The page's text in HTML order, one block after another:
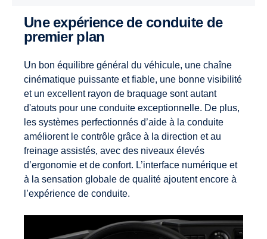
Une expérience de conduite de
premier plan
Un bon équilibre général du véhicule, une chaîne
cinématique puissante et fiable, une bonne visibilité
et un excellent rayon de braquage sont autant
d'atouts pour une conduite exceptionnelle. De plus,
les systèmes perfectionnés d’aide à la conduite
améliorent le contrôle grâce à la direction et au
freinage assistés, avec des niveaux élevés
d’ergonomie et de confort. L’interface numérique et
à la sensation globale de qualité ajoutent encore à
l’expérience de conduite.